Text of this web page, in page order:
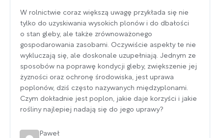
W rolnictwie coraz większą uwagę przykłada się nie
tylko do uzyskiwania wysokich plonów i do dbałości
o stan gleby, ale także zrównoważonego
gospodarowania zasobami. Oczywiście aspekty te nie
wykluczają się, ale doskonale uzupełniają. Jednym ze
sposobów na poprawę kondycji gleby, zwiększenie jej
żyzności oraz ochronę środowiska, jest uprawa
poplonów, dziś często nazywanych międzyplonami.
Czym dokładnie jest poplon, jakie daje korzyści i jakie
rośliny najlepiej nadają się do jego uprawy?
Paweł